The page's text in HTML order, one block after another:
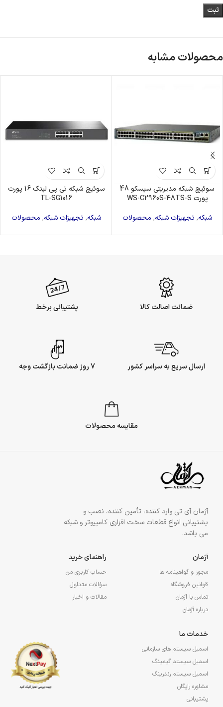
محصولات مشابه
سوئیچ شبکه مدیریتی سیسکو 48
پورت WS-C2960S-48TS-S
شبکه,تجهیزات شبکه, محصولات
سوئیچ شبکه تی پی لینک 16 پورت
TL-SG1016
شبکه,تجهیزات شبکه, محصولات
ضمانت اصالت کالا پشتیبانی برخط
ارسال سریع به سراسر کشور 7 روز ضمانت بازگشت وجه
مقایسه محصولات
آژمان آی تی وارد کننده، تأمین کننده، نصب و
پشتیبانی انواع قطعات سخت افزاری کامپیوتر و شبکه
می باشد.
آژمان
مجوز و گواهینامه ها
قوانین فروشگاه
تماس با آژمان
درباره آژمان
راهنمای خرید
حساب کاربری من
سؤالات متداول
مقالات و اخبار
خدمات ما
اسمبل سیستم های سازمانی
اسمبل سیستم گیمینگ
اسمبل سیستم رندرینگ
مشاوره رایگان
پشتیبانی